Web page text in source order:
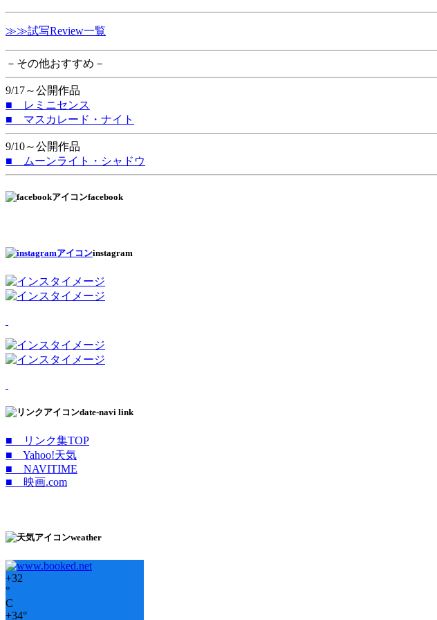
≫≫試写Review一覧
－その他おすすめ－
9/17～公開作品
■ レミニセンス
■ マスカレード・ナイト
9/10～公開作品
■ ムーンライト・シャドウ
facebook
instagram
date-navi link
■ リンク集TOP
■ Yahoo!天気
■ NAVITIME
■ 映画.com
weather
+32
°
C
+34°